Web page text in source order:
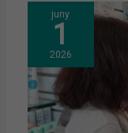
juny
1
2026